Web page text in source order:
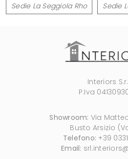
Sedie La Seggiola Rho Sedie
Interiors
P.Iva
Showroom: Via
Busto Arsizio
Telefono: +39
Email: